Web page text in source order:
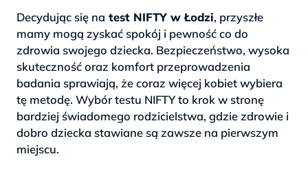
Decydując się na test NIFTY w Łodzi, przyszłe
mamy mogą zyskać spokój i pewność co do
zdrowia swojego dziecka. Bezpieczeństwo, wysoka
skuteczność oraz komfort przeprowadzenia
badania sprawiają, że coraz więcej kobiet wybiera
tę metodę. Wybór testu NIFTY to krok w stronę
bardziej świadomego rodzicielstwa, gdzie zdrowie i
dobro dziecka stawiane są zawsze na pierwszym
miejscu.